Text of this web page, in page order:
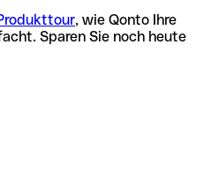
, wie Qonto Ihre
Sparen Sie noch heute